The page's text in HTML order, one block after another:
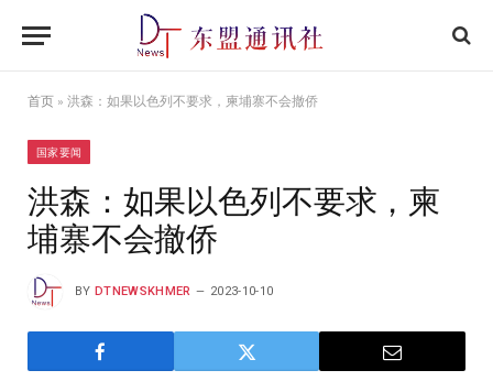
首页 » 洪森：如果以色列不要求，柬埔寨不会撤侨
国家要闻
洪森：如果以色列不要求，柬
埔寨不会撤侨
BY DTNEWSKHMER 2023-10-10